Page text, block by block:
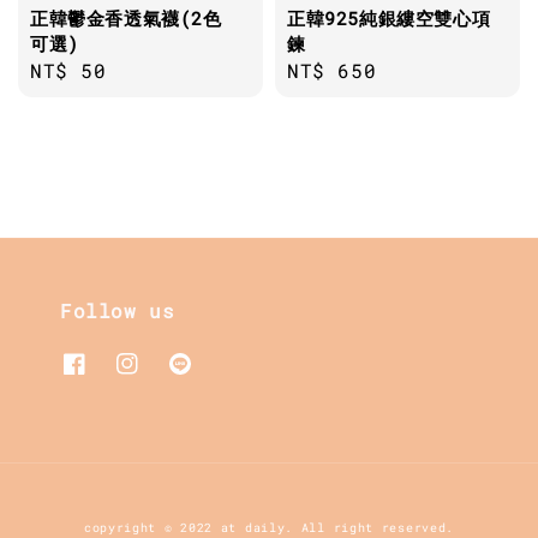
正韓鬱金香透氣襪(2色
可選)
Regular
NT$ 50
正韓925純銀縷空雙心項
鍊
Regular
NT$ 650
Follow us
copyright © 2022 at daily. All right reserved.